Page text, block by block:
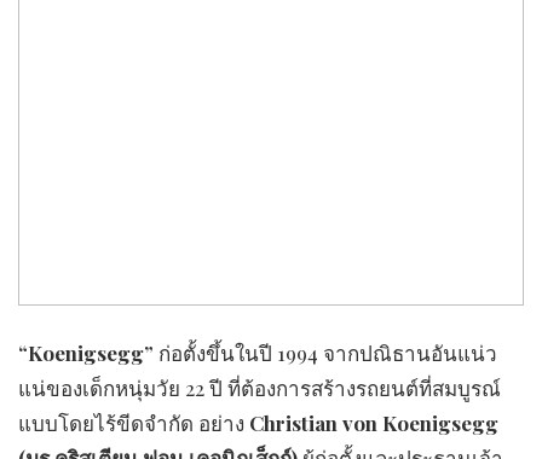
“Koenigsegg” ก่อตั้งขึ้นในปี 1994 จากปณิธานอันแน่ว
แน่ของเด็กหนุ่มวัย 22 ปี ที่ต้องการสร้างรถยนต์ที่สมบูรณ์
แบบโดยไร้ขีดจำกัด อย่าง Christian von Koenigsegg